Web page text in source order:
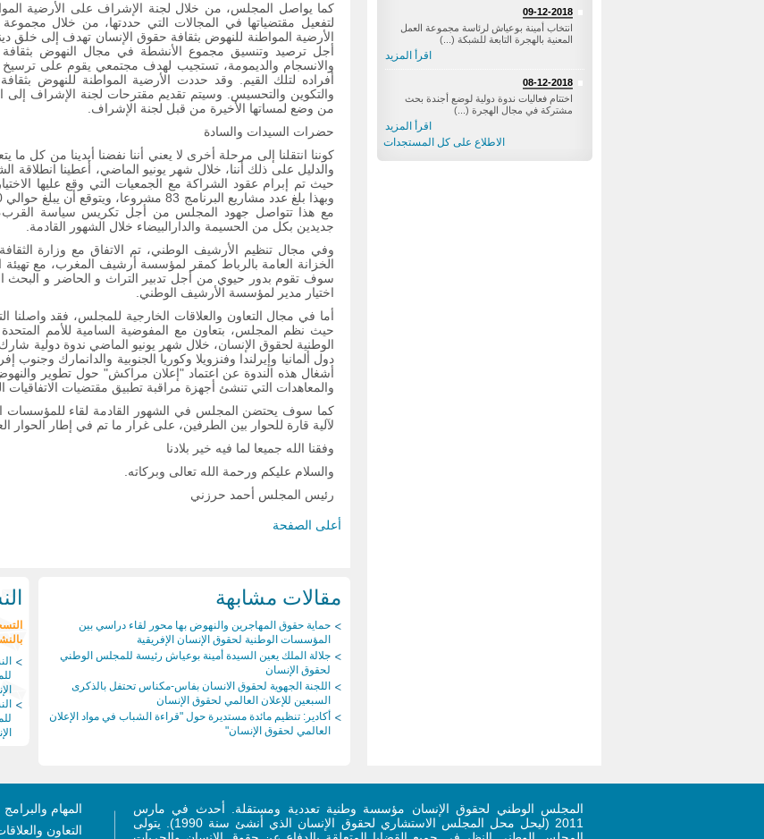
09-12-2018
‎انتخاب أمينة بوعياش لرئاسة مجموعة العمل
المعنية بالهجرة التابعة للشبكة (...)
اقرأ المزيد
08-12-2018
اختتام فعاليات ندوة دولية لوضع أجندة بحث
مشتركة في مجال الهجرة (...)
اقرأ المزيد
الاطلاع على كل المستجدات
كما يواصل المجلس، من خلال لجنة الإشراف على الأرضية
لتفعيل مقتضياتها في المجالات التي حددتها، من خلال مجموعة
الأرضية المواطنة للنهوض بثقافة حقوق الإنسان تهدف إلى خلق
أجل ترصيد وتنسيق مجموع الأنشطة في مجال النهوض
والانسجام والديمومة، تستجيب لهدف مجتمعي يقوم على
أفراده لتلك القيم. وقد حددت الأرضية المواطنة للنهوض
والتكوين والتحسيس. وسيتم تقديم مقترحات لجنة الإشراف إلى
من وضع لمساتها الأخيرة من قبل لجنة الإشراف.
حضرات السيدات والسادة
كوننا انتقلنا إلى مرحلة أخرى لا يعني أننا نفضنا أيدينا من كل ما
والدليل على ذلك أننا، خلال شهر يونيو الماضي، أعطينا
حيث تم إبرام عقود الشراكة مع الجمعيات التي وقع عليها
مع هذا تتواصل جهود المجلس من أجل تكريس سياسة القرب،
جديدين بكل من الحسيمة والدارالبيضاء خلال الشهور القادمة.
الخزانة العامة بالرباط كمقر لمؤسسة أرشيف المغرب، مع تهيئة
سوف تقوم بدور حيوي من أجل تدبير التراث و الحاضر و البحث
اختيار مدير لمؤسسة الأرشيف الوطني.
أما في مجال التعاون والعلاقات الخارجية للمجلس، فقد واصلنا
حيث نظم المجلس، بتعاون مع المفوضية السامية للأمم
الوطنية لحقوق الإنسان، خلال شهر يونيو الماضي ندوة دولية
دول ألمانيا وإيرلندا وفنزويلا وكوريا الجنوبية والدانمارك
أشغال هذه الندوة عن اعتماد "إعلان مراكش" حول تطوير
والمعاهدات التي تنشئ أجهزة مراقبة تطبيق مقتضيات الاتفاقيات
كما سوف يحتضن المجلس في الشهور القادمة لقاء للمؤسسات
لآلية قارة للحوار بين الطرفين، على غرار ما تم في إطار الحوار
وفقنا الله جميعا لما فيه خير بلادنا
والسلام عليكم ورحمة الله تعالى وبركاته.
رئيس المجلس أحمد حرزني
أعلى الصفحة
مقالات مشابهة
حماية حقوق المهاجرين والنهوض بها محور لقاء دراسي بين
المؤسسات الوطنية لحقوق الإنسان الإفريقية
جلالة الملك يعين السيدة أمينة بوعياش رئيسة للمجلس الوطني
لحقوق الإنسان
اللجنة الجهوية لحقوق الانسان بفاس-مكناس تحتفل بالذكرى
السبعين للإعلان العالمي لحقوق الإنسان
أكادير: تنظيم مائدة مستديرة حول "قراءة الشباب في مواد الإعلان
العالمي لحقوق الإنسان"
المجلس الوطني لحقوق الإنسان مؤسسة وطنية تعددية ومستقلة. أحدث في مارس
2011 (ليحل محل المجلس الاستشاري لحقوق الإنسان الذي أنشئ سنة 1990). يتولى
المهام والبرامج
التعاون